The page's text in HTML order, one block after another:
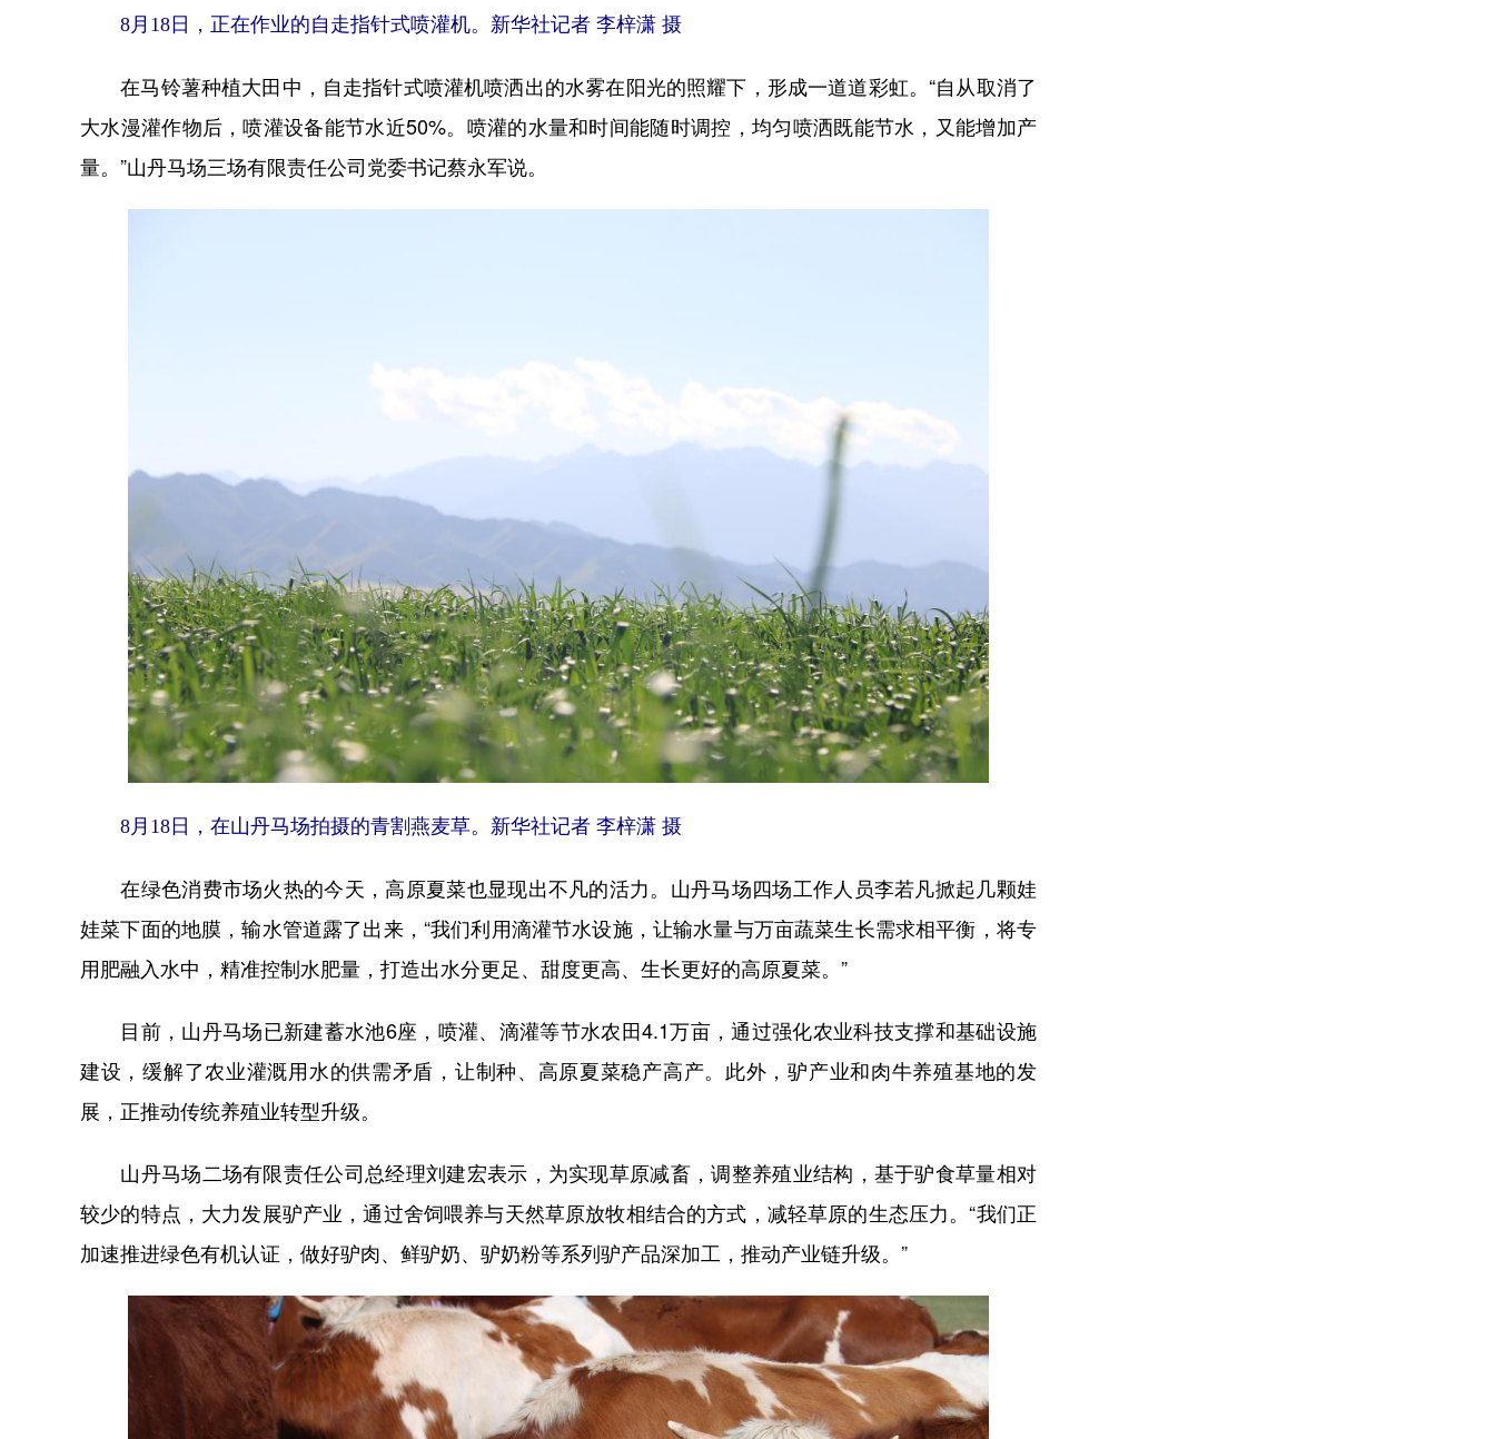
8月18日，正在作业的自走指针式喷灌机。新华社记者 李梓潇 摄
在马铃薯种植大田中，自走指针式喷灌机喷洒出的水雾在阳光的照耀下，形成一道道彩虹。“自从取消了
大水漫灌作物后，喷灌设备能节水近50%。喷灌的水量和时间能随时调控，均匀喷洒既能节水，又能增加产
量。”山丹马场三场有限责任公司党委书记蔡永军说。
8月18日，在山丹马场拍摄的青割燕麦草。新华社记者 李梓潇 摄
在绿色消费市场火热的今天，高原夏菜也显现出不凡的活力。山丹马场四场工作人员李若凡掀起几颗娃
娃菜下面的地膜，输水管道露了出来，“我们利用滴灌节水设施，让输水量与万亩蔬菜生长需求相平衡，将专
用肥融入水中，精准控制水肥量，打造出水分更足、甜度更高、生长更好的高原夏菜。”
目前，山丹马场已新建蓄水池6座，喷灌、滴灌等节水农田4.1万亩，通过强化农业科技支撑和基础设施
建设，缓解了农业灌溉用水的供需矛盾，让制种、高原夏菜稳产高产。此外，驴产业和肉牛养殖基地的发
展，正推动传统养殖业转型升级。
山丹马场二场有限责任公司总经理刘建宏表示，为实现草原减畜，调整养殖业结构，基于驴食草量相对
较少的特点，大力发展驴产业，通过舍饲喂养与天然草原放牧相结合的方式，减轻草原的生态压力。“我们正
加速推进绿色有机认证，做好驴肉、鲜驴奶、驴奶粉等系列驴产品深加工，推动产业链升级。”